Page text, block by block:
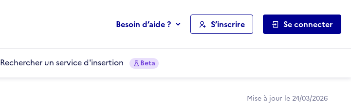
Besoin d’aide ? S’inscrire Se connecter
Rechercher un service d'insertion Beta
Mise à jour le 24/03/2026